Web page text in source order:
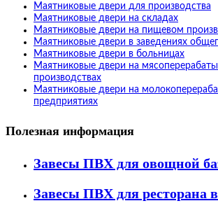
Маятниковые двери для производства
Маятниковые двери на складах
Маятниковые двери на пищевом
Маятниковые двери в заведениях
Маятниковые двери в больницах
Маятниковые двери на
производствах
Маятниковые двери на
предприятиях
Полезная информация
Завесы ПВХ для овощной
Завесы ПВХ для ресторана